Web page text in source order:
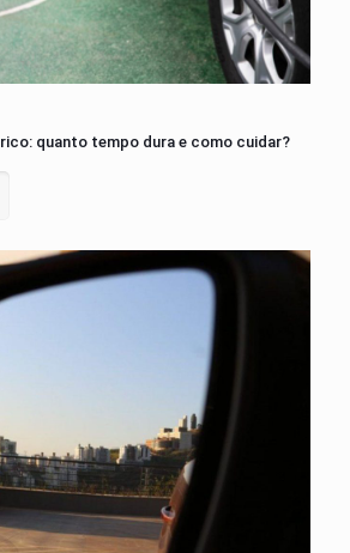
quanto tempo dura e como cuidar?